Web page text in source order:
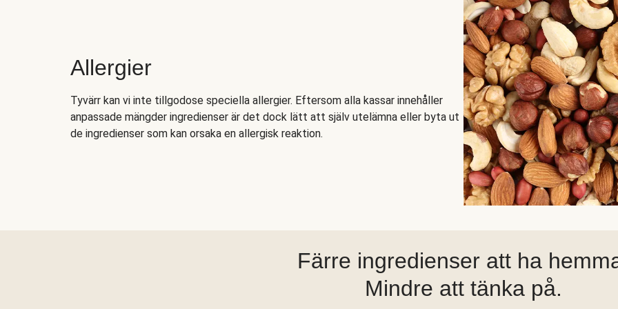
Allergier
Tyvärr kan vi inte tillgodose speciella allergier. Eftersom alla kassar innehåller
anpassade mängder ingredienser är det dock lätt att själv utelämna eller byta ut
de ingredienser som kan orsaka en allergisk reaktion.
Färre ingredienser att ha
Mindre att tänka på.